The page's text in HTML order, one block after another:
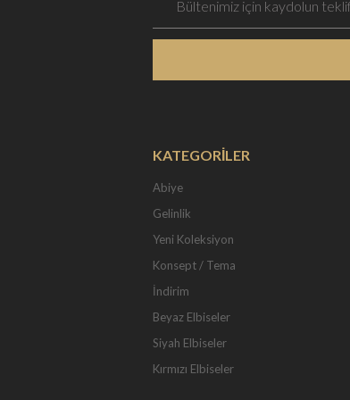
KATEGORİLER
Abiye
Gelinlik
Yeni Koleksiyon
Konsept / Tema
İndirim
Beyaz Elbiseler
Siyah Elbiseler
Kırmızı Elbiseler